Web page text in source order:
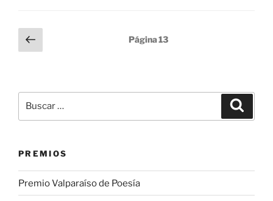
Paginación
de
Página
anterior
Página13
por:
PREMIOS
Premio Valparaíso de Poesía